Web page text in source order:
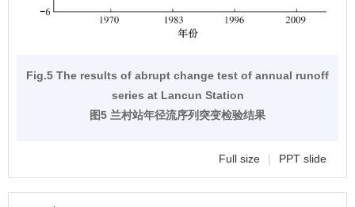
Fig.5 The results of abrupt change test of annual runoff
series at Lancun Station
图5 兰村站年径流序列突变检验结果
Full size | PPT slide